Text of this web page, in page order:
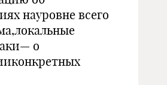
науровне всего
о